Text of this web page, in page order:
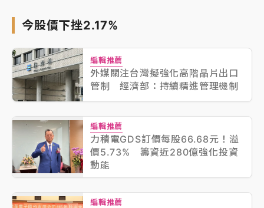
今股價下挫2.17%
編輯推薦
外媒關注台灣擬強化高階晶片出口
管制 經濟部：持續精進管理機制
編輯推薦
力積電GDS訂價每股66.68元！溢
價5.73% 籌資近280億強化投資
動能
編輯推薦